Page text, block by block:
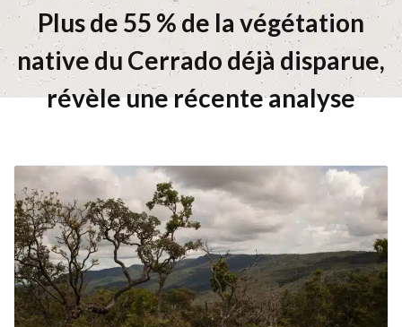
Plus de 55 % de la végétation
native du Cerrado déjà disparue,
révèle une récente analyse